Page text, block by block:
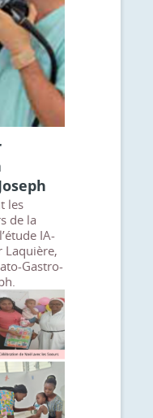
les
de la
IA-
Laquière,
Gastro-